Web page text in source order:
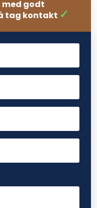
godt
tag kontakt ✓​